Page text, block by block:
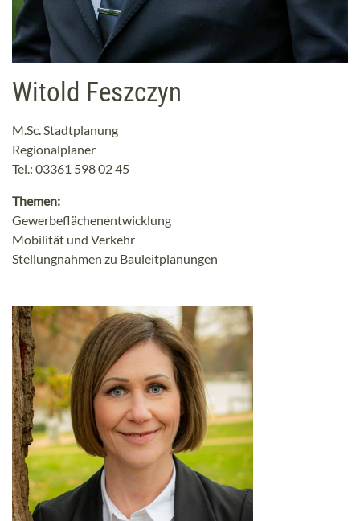
Witold Feszczyn
M.Sc. Stadtplanung
Regionalplaner
Tel.: 03361 598 02 45
Themen:
Gewerbeflächenentwicklung
Mobilität und Verkehr
Stellungnahmen zu Bauleitplanungen